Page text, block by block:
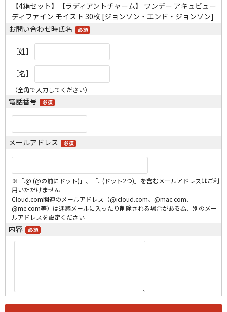
【4箱セット】【ラディアントチャーム】 ワンデー アキュビュー
ディファイン モイスト 30枚 [ジョンソン・エンド・ジョンソン]
お問い合わせ時氏名
［姓］
［名］
（全角で入力してください）
電話番号
メールアドレス
※「.@ (@の前にドット)」、「.. (ドット2つ)」を含むメールアドレスはご利
用いただけません
Cloud.com関連のメールアドレス（@icloud.com、@mac.com、
@me.com等）は迷惑メールに入ったり削除される場合がある為、別のメー
ルアドレスを設定ください
内容